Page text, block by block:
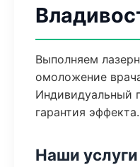
Выполняем
омоложение
Индивидуальный
гарантия эффекта.
Наши услуги